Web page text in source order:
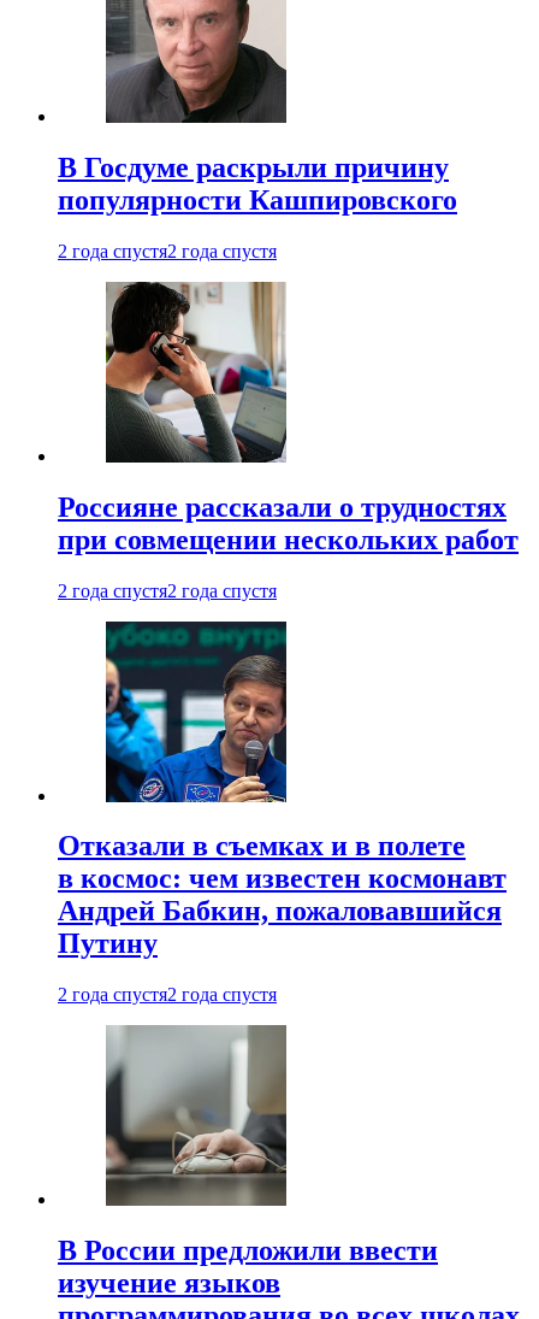
В Госдуме раскрыли причину
популярности Кашпировского
2 года спустя2 года спустя
Россияне рассказали о трудностях
при совмещении нескольких работ
2 года спустя2 года спустя
Отказали в съемках и в полете
в космос: чем известен космонавт
Андрей Бабкин, пожаловавшийся
Путину
2 года спустя2 года спустя
В России предложили ввести
изучение языков